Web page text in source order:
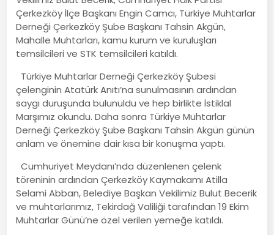
Çerkezköy İlçe Başkanı Engin Camcı, Türkiye Muhtarlar
Derneği Çerkezköy Şube Başkanı Tahsin Akgün,
Mahalle Muhtarları, kamu kurum ve kuruluşları
temsilcileri ve STK temsilcileri katıldı.
Türkiye Muhtarlar Derneği Çerkezköy Şubesi
çelenginin Atatürk Anıtı’na sunulmasının ardından
saygı duruşunda bulunuldu ve hep birlikte İstiklal
Marşımız okundu. Daha sonra Türkiye Muhtarlar
Derneği Çerkezköy Şube Başkanı Tahsin Akgün günün
anlam ve önemine dair kısa bir konuşma yaptı.
Cumhuriyet Meydanı’nda düzenlenen çelenk
töreninin ardından Çerkezköy Kaymakamı Atilla
Selami Abban, Belediye Başkan Vekilimiz Bulut Becerik
ve muhtarlarımız, Tekirdağ Valiliği tarafından 19 Ekim
Muhtarlar Günü’ne özel verilen yemeğe katıldı.